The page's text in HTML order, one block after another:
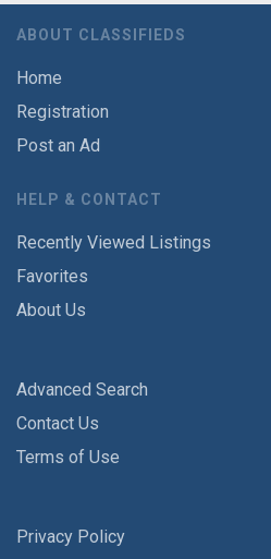
ABOUT CLASSIFIEDS
Home
Registration
Post an Ad
HELP & CONTACT
Recently Viewed Listings
Favorites
About Us
Advanced Search
Contact Us
Terms of Use
Privacy Policy